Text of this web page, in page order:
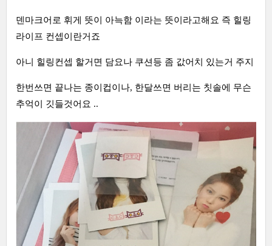
덴마크어로 휘게 뜻이 아늑함 이라는 뜻이라고해요 즉 힐링
라이프 컨셉이란거죠
아니 힐링컨셉 할거면 담요나 쿠션등 좀 값어치 있는거 주지
한번쓰면 끝나는 종이컵이나, 한달쓰면 버리는 칫솔에 무슨
추억이 깃들것어요 ..